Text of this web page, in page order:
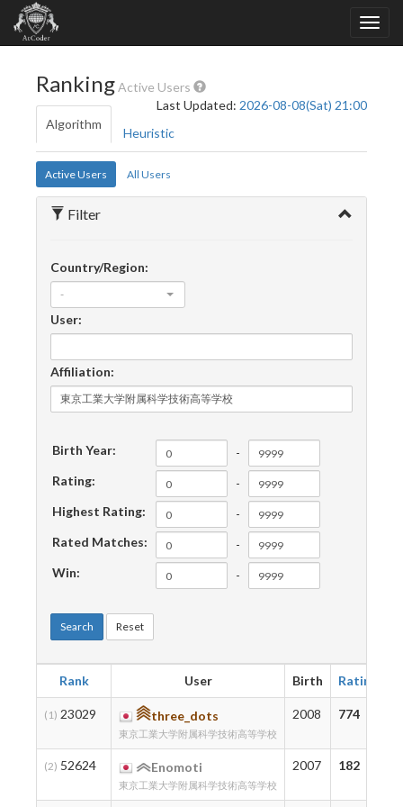
RankingActive Users
Last Updated: 2026-08-08(Sat) 21:00
Algorithm
Heuristic
Active Users All Users
Filter
Country/Region:
-
User:
Affiliation:
Birth Year:
-
Rating:
-
Highest Rating:
-
Rated Matches:
-
Win:
-
Search Reset
Rank User Birth Rating
(1) 23029 three_dots
東京工業大学附属科学技術高等学校
2008 774
(2) 52624 Enomoti
東京工業大学附属科学技術高等学校
2007 182